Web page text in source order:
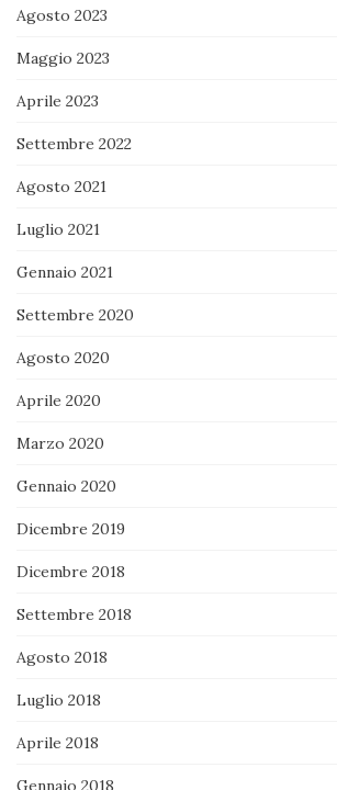
Agosto 2023
Maggio 2023
Aprile 2023
Settembre 2022
Agosto 2021
Luglio 2021
Gennaio 2021
Settembre 2020
Agosto 2020
Aprile 2020
Marzo 2020
Gennaio 2020
Dicembre 2019
Dicembre 2018
Settembre 2018
Agosto 2018
Luglio 2018
Aprile 2018
Gennaio 2018